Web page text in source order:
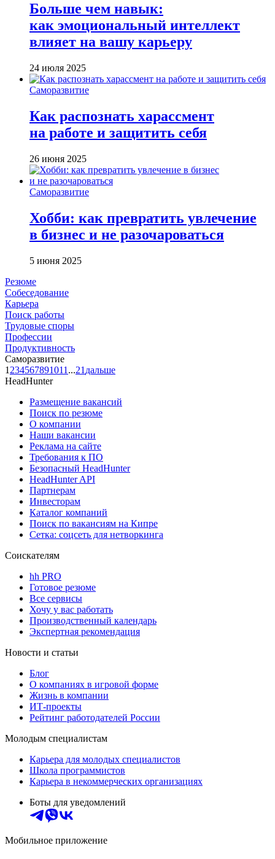
Больше чем навык:
как эмоциональный интеллект
влияет на вашу карьеру
24 июля 2025
Саморазвитие
Как распознать харассмент
на работе и защитить себя
26 июня 2025
Саморазвитие
Хобби: как превратить увлечение
в бизнес и не разочароваться
5 июня 2025
Резюме
Собеседование
Карьера
Поиск работы
Трудовые споры
Профессии
Продуктивность
Саморазвитие
1 234567891011 ...21 дальше
HeadHunter
Размещение вакансий
Поиск по резюме
О компании
Наши вакансии
Реклама на сайте
Требования к ПО
Безопасный HeadHunter
HeadHunter API
Партнерам
Инвесторам
Каталог компаний
Поиск по вакансиям на Кипре
Сетка: соцсеть для нетворкинга
Соискателям
hh PRO
Готовое резюме
Все сервисы
Хочу у вас работать
Производственный календарь
Экспертная рекомендация
Новости и статьи
Блог
О компаниях в игровой форме
Жизнь в компании
ИТ-проекты
Рейтинг работодателей России
Молодым специалистам
Карьера для молодых специалистов
Школа программистов
Карьера в некоммерческих организациях
Боты для уведомлений
Мобильное приложение